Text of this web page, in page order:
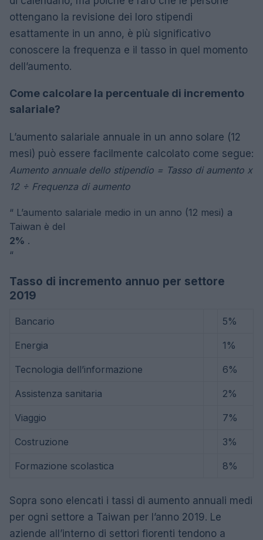
ottengano la revisione dei loro stipendi
esattamente in un anno, è più significativo
conoscere la frequenza e il tasso in quel momento
dell’aumento.
Come calcolare la percentuale di incremento
salariale?
L’aumento salariale annuale in un anno solare (12
mesi) può essere facilmente calcolato come segue:
Aumento annuale dello stipendio = Tasso di aumento x
12 ÷ Frequenza di aumento
“ L’aumento salariale medio in un anno (12 mesi) a
Taiwan è del
2% .
“
Tasso di incremento annuo per settore
2019
Bancario 5%
Energia 1%
Tecnologia dell’informazione 6%
Assistenza sanitaria 2%
Viaggio 7%
Costruzione 3%
Formazione scolastica 8%
Sopra sono elencati i tassi di aumento annuali medi
per ogni settore a Taiwan per l’anno 2019. Le
aziende all’interno di settori fiorenti tendono a